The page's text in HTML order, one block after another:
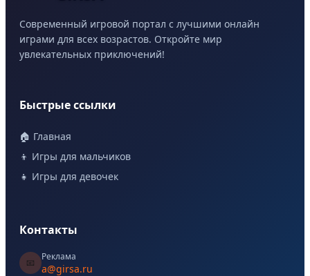
Современный игровой портал с лучшими онлайн
играми для всех возрастов. Откройте мир
увлекательных приключений!
Быстрые ссылки
🏠 Главная
👦 Игры для мальчиков
👧 Игры для девочек
Контакты
📧
Реклама
a@girsa.ru